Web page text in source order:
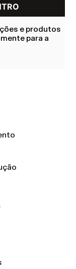
e produtos
para a